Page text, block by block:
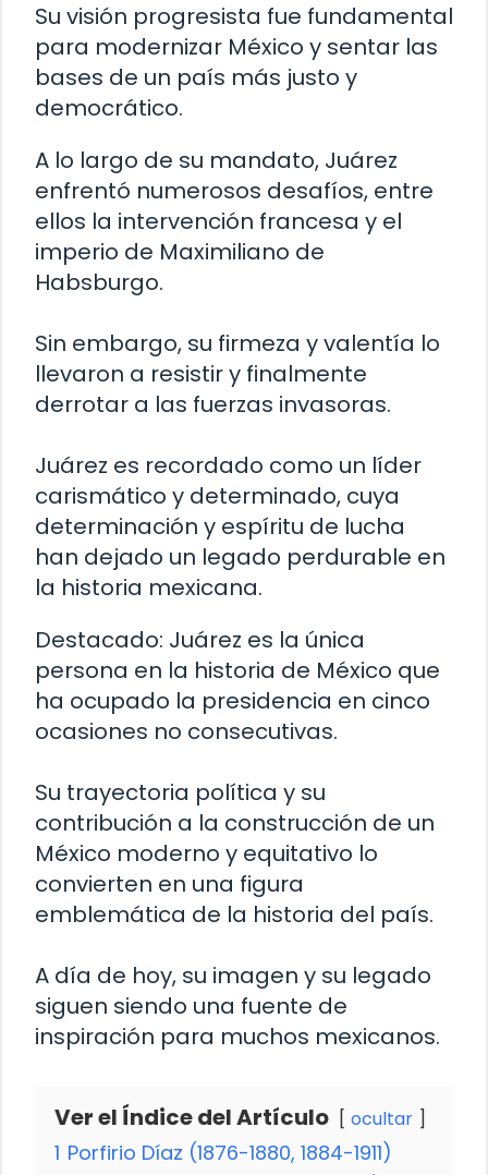
Su visión progresista fue fundamental
para modernizar México y sentar las
bases de un país más justo y
democrático.
A lo largo de su mandato, Juárez
enfrentó numerosos desafíos, entre
ellos la intervención francesa y el
imperio de Maximiliano de
Habsburgo.
Sin embargo, su firmeza y valentía lo
llevaron a resistir y finalmente
derrotar a las fuerzas invasoras.
Juárez es recordado como un líder
carismático y determinado, cuya
determinación y espíritu de lucha
han dejado un legado perdurable en
la historia mexicana.
Destacado: Juárez es la única
persona en la historia de México que
ha ocupado la presidencia en cinco
ocasiones no consecutivas.
Su trayectoria política y su
contribución a la construcción de un
México moderno y equitativo lo
convierten en una figura
emblemática de la historia del país.
A día de hoy, su imagen y su legado
siguen siendo una fuente de
inspiración para muchos mexicanos.
Ver el Índice del Artículo ocultar
1 Porfirio Díaz (1876-1880, 1884-1911)